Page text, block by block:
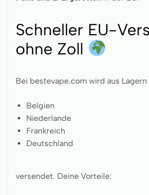
Schneller EU-
ohne Zoll
Bei bestevape.com wird aus Lagern
Belgien
Niederlande
Frankreich
Deutschland
versendet. Deine Vorteile: